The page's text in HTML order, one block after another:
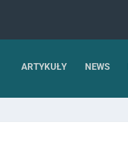
ARTYKUŁY NEWS